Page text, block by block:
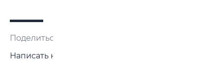
Поделиться:
Написать нам